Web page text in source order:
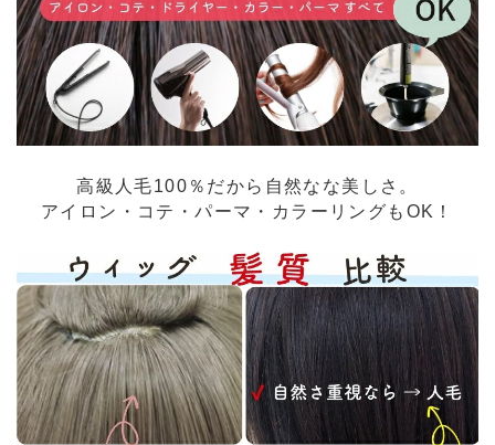
高級人毛100％だから自然なな美しさ。
アイロン・コテ・パーマ・カラーリングもOK！